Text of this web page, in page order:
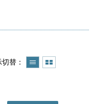
切替